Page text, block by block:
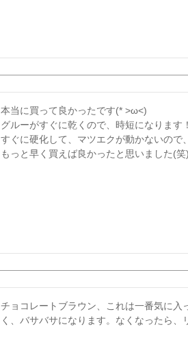
本当に買って良かったです(* >ω<)
グルーがすぐに乾くので、時短になります！
すぐに硬化して、マツエクが動かないので
チョコレートブラウン、これは一番気に入